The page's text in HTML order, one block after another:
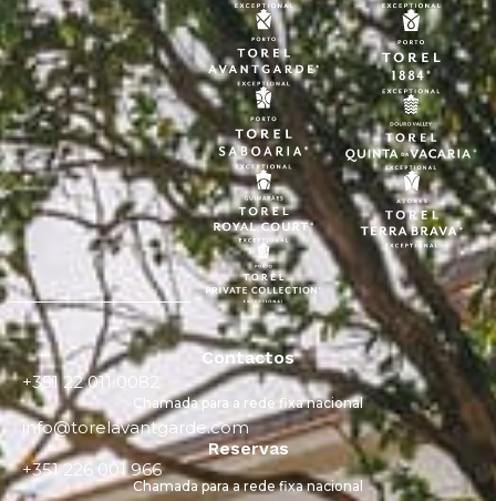
Contactos
+351 22 011 0082
Chamada para a rede fixa nacional
info@torelavantgarde.com
Reservas
+351 226 001 966
Chamada para a rede fixa nacional